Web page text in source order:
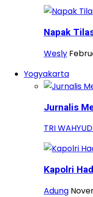
Napak
Wesly
Yogyakarta
Jurnalis
TRI
Kapolri
Adung